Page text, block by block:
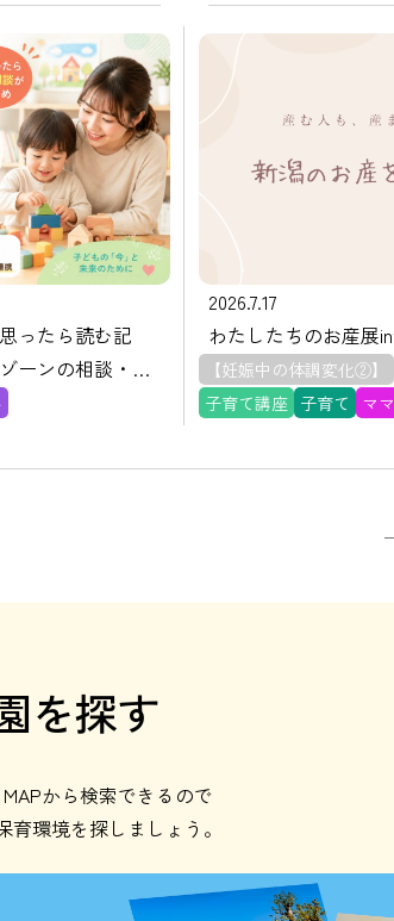
ったら読む記
ーンの相談・サ
2026.7.17
わたしたちのお産展
【妊娠中の体調変化②】
子育て講座 子育て マ
を探す
から検索できるので
環境を探しましょう。